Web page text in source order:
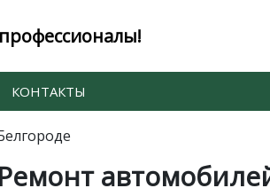
КОНТАКТЫ
Ремонт